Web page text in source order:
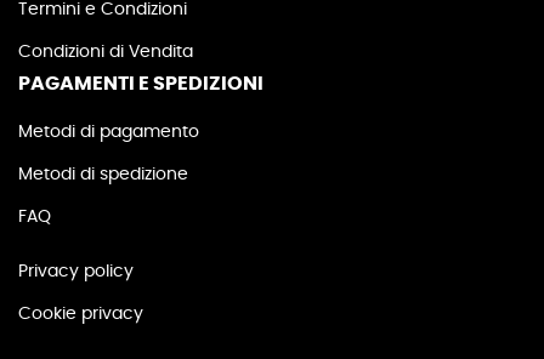
Termini e Condizioni
Condizioni di Vendita
PAGAMENTI E SPEDIZIONI
Metodi di pagamento
Metodi di spedizione
FAQ
Privacy policy
Cookie privacy